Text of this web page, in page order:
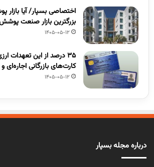
اختصاصی بسپار/ آیا
بزرگترین بازار صنعت
1405-05-12
۳۵ درصد از این تعهدات
کارت‌های بازرگانی
1405-05-12
درباره مجله بسپار